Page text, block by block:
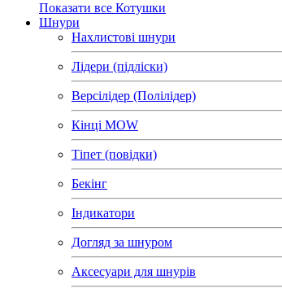
Показати все Котушки
Шнури
Нахлистові шнури
Лідери (підліски)
Версілідер (Полілідер)
Кінці MOW
Тіпет (повідки)
Бекінг
Індикатори
Догляд за шнуром
Аксесуари для шнурів